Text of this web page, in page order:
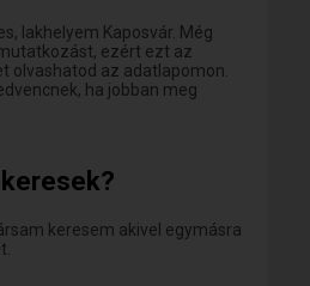
lakhelyem Kaposvár. Még
ezért ezt az
olvashatod az adatlapomon.
ha jobban meg
keresem akivel egymásra